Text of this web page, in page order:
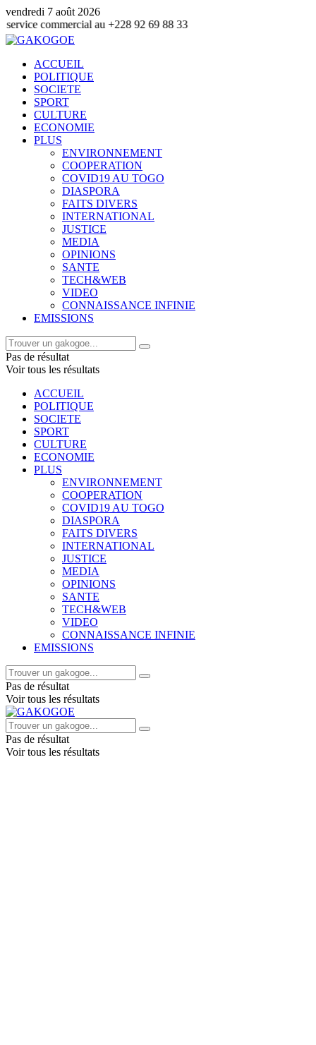
vendredi 7 août 2026
au +228 92 69 88 33
ACCUEIL
POLITIQUE
SOCIETE
SPORT
CULTURE
ECONOMIE
PLUS
ENVIRONNEMENT
COOPERATION
COVID19 AU TOGO
DIASPORA
FAITS DIVERS
INTERNATIONAL
JUSTICE
MEDIA
OPINIONS
SANTE
TECH&WEB
VIDEO
CONNAISSANCE INFINIE
EMISSIONS
Pas de résultat
Voir tous les résultats
ACCUEIL
POLITIQUE
SOCIETE
SPORT
CULTURE
ECONOMIE
PLUS
ENVIRONNEMENT
COOPERATION
COVID19 AU TOGO
DIASPORA
FAITS DIVERS
INTERNATIONAL
JUSTICE
MEDIA
OPINIONS
SANTE
TECH&WEB
VIDEO
CONNAISSANCE INFINIE
EMISSIONS
Pas de résultat
Voir tous les résultats
Pas de résultat
Voir tous les résultats